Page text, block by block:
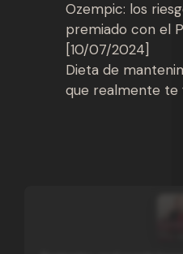
Ozempic: los
premiado con el
[10/07/2024]
Dieta de
que realmente te